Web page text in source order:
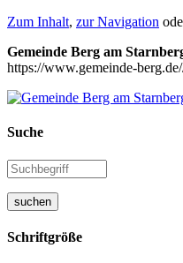
Zum Inhalt, zur Navigation
Gemeinde Berg am
https://www.gemeinde-
Suche
suchen
Schriftgröße